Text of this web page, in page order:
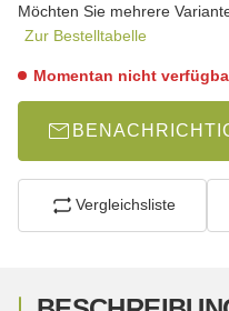
Möchten Sie mehrere
Zur Bestelltabelle
Momentan nicht
Vergleichsliste